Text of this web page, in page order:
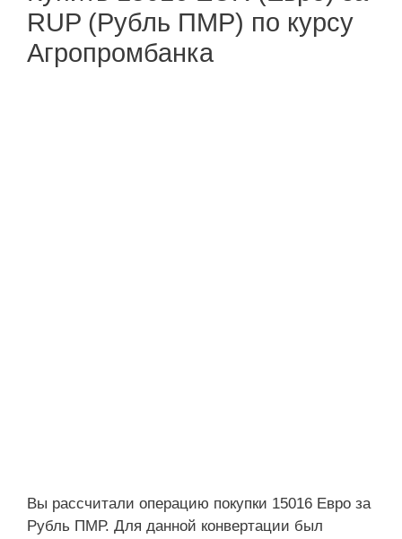
RUP (Рубль ПМР) по курсу
Агропромбанка
Вы рассчитали операцию покупки 15016 Евро за
Рубль ПМР. Для данной конвертации был